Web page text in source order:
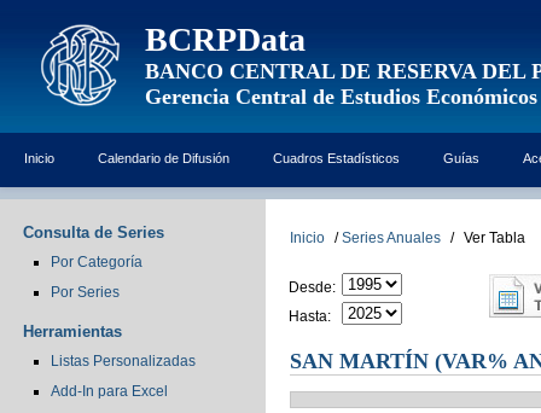
BCRPData
BANCO CENTRAL DE RESERVA DEL
Gerencia Central de Estudios Económicos
Inicio Calendario de Difusión Cuadros Estadísticos Guías
Consulta de Series
Por Categoría
Por Series
Herramientas
Listas Personalizadas
Add-In para Excel
Inicio / Series Anuales / Ver Tabla
Desde:
Hasta:
SAN MARTÍN (VAR%